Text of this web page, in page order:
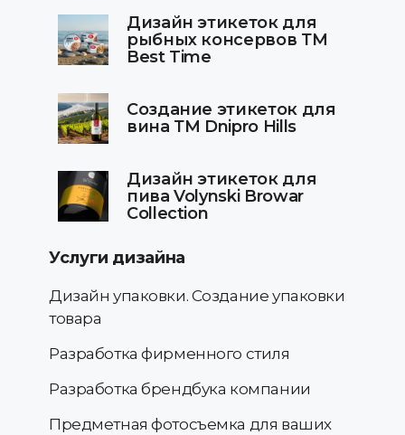
Дизайн этикеток для
рыбных консервов ТМ
Best Time
Создание этикеток для
вина ТМ Dnipro Hills
Дизайн этикеток для
пива Volynski Browar
Collection
Услуги дизайна
Дизайн упаковки. Создание упаковки
товара
Разработка фирменного стиля
Разработка брендбука компании
Предметная фотосъемка для ваших